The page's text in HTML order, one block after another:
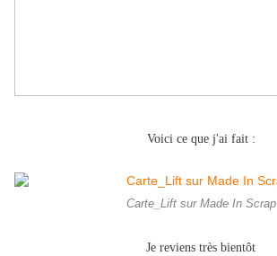
Voici ce que j'ai fait :
Carte_Lift sur Made In Scrap
Je reviens très bientôt